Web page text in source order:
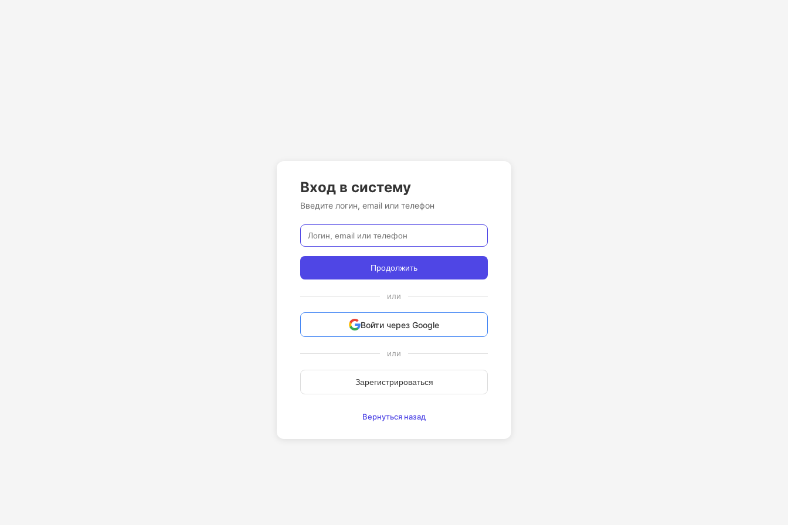
Вход в систему
Введите логин, email или телефон
Продолжить
или
Войти через Google
или
Зарегистрироваться
Вернуться назад